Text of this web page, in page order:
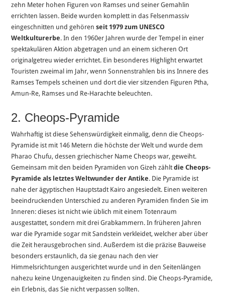
zehn Meter hohen Figuren von Ramses und seiner Gemahlin
errichten lassen. Beide wurden komplett in das Felsenmassiv
eingeschnitten und gehörenseit 1979 zum UNESCO
Weltkulturerbe. In den 1960er Jahren wurde der Tempel in einer
spektakulären Aktion abgetragen und an einem sicheren Ort
originalgetreu wieder errichtet. Ein besonderes Highlight erwartet
Touristen zweimal im Jahr, wenn Sonnenstrahlen bis ins Innere des
Ramses Tempels scheinen und dort die vier sitzenden Figuren Ptha,
Amun-Re, Ramses und Re-Harachte beleuchten.
2. Cheops-Pyramide
Wahrhaftig ist diese Sehenswürdigkeit einmalig, denn die Cheops-
Pyramide ist mit 146 Metern die höchste der Welt und wurde dem
Pharao Chufu, dessen griechischer Name Cheops war, geweiht.
Gemeinsam mit den beiden Pyramiden von Gizeh zähltdie Cheops-
Pyramide als letztes Weltwunder der Antike. Die Pyramide ist
nahe der ägyptischen Hauptstadt Kairo angesiedelt. Einen weiteren
beeindruckenden Unterschied zu anderen Pyramiden finden Sie im
Inneren: dieses ist nicht wie üblich mit einem Totenraum
ausgestattet, sondern mit drei Grabkammern. In früheren Jahren
war die Pyramide sogar mit Sandstein verkleidet, welcher aber über
die Zeit herausgebrochen sind. Außerdem ist die präzise Bauweise
besonders erstaunlich, da sie genau nach den vier
Himmelsrichtungen ausgerichtet wurde und in den Seitenlängen
nahezu keine Ungenauigkeiten zu finden sind. Die Cheops-Pyramide,
ein Erlebnis, das Sie nicht verpassen sollten.